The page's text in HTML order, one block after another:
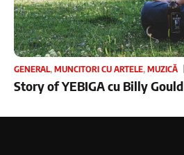
GENERAL, MUNCITORI CU ARTELE, MUZICĂ
Story of YEBIGA cu Billy Gould